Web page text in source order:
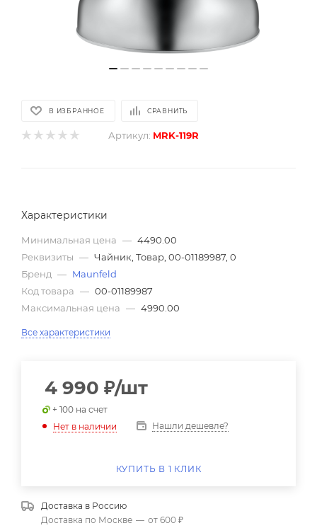
В ИЗБРАННОЕ СРАВНИТЬ
Артикул: MRK-119R
Характеристики
Минимальная цена — 4490.00
Реквизиты — Чайник, Товар, 00-01189987, 0
Бренд — Maunfeld
Код товара — 00-01189987
Максимальная цена — 4990.00
Все характеристики
4 990 ₽/шт
+ 100 на счет
Нет в наличии
Нашли дешевле?
КУПИТЬ В 1 КЛИК
Доставка в Россию
Доставка по Москве — от 600 ₽